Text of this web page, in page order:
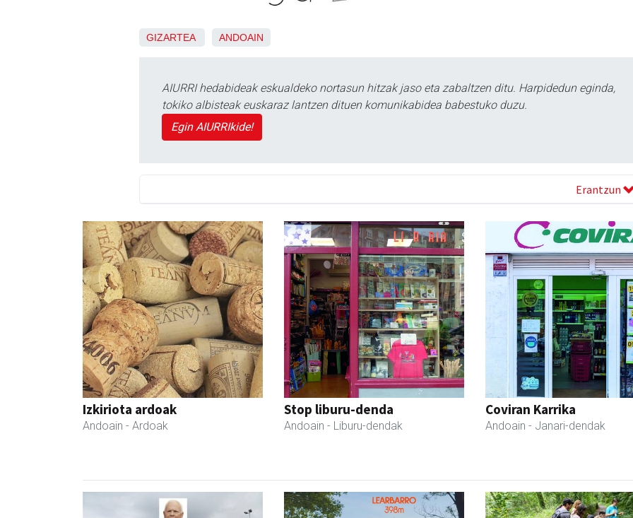
GIZARTEA ANDOAIN
AIURRI hedabideak eskualdeko nortasun hitzak jaso eta zabaltzen ditu. Harpidedun eginda,
tokiko albisteak euskaraz lantzen dituen komunikabidea babestuko duzu.
Egin AIURRIkide!
Erantzun
Izkiriota ardoak
Andoain - Ardoak
Stop liburu-denda
Andoain - Liburu-dendak
Coviran Karrika
Andoain - Janari-dendak